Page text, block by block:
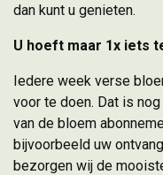
dan kunt u genieten.
U hoeft maar 1x iets
Iedere week verse
voor te doen. Dat is
van de bloem
bijvoorbeeld uw
bezorgen wij de